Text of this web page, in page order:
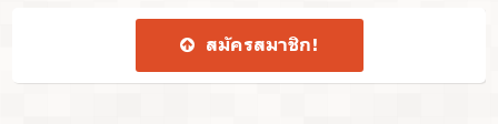
สมัคร​สมาชิก​!